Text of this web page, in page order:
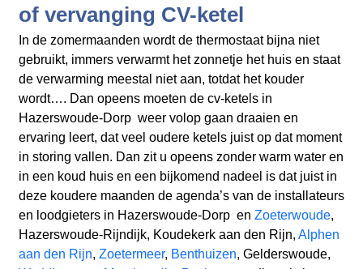
of vervanging CV-ketel
In de zomermaanden wordt de thermostaat bijna niet
gebruikt, immers verwarmt het zonnetje het huis en staat
de verwarming meestal niet aan, totdat het kouder
wordt…. Dan opeens moeten de cv-ketels in
Hazerswoude-Dorp weer volop gaan draaien en
ervaring leert, dat veel oudere ketels juist op dat moment
in storing vallen. Dan zit u opeens zonder warm water en
in een koud huis en een bijkomend nadeel is dat juist in
deze koudere maanden de agenda’s van de installateurs
en loodgieters in Hazerswoude-Dorp en Zoeterwoude,
Hazerswoude-Rijndijk, Koudekerk aan den Rijn, Alphen
aan den Rijn, Zoetermeer, Benthuizen, Gelderswoude,